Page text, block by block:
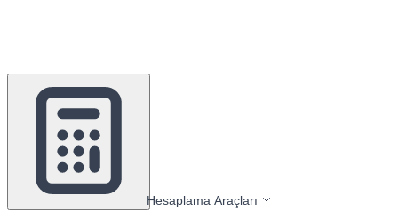
Hesaplama Araçları